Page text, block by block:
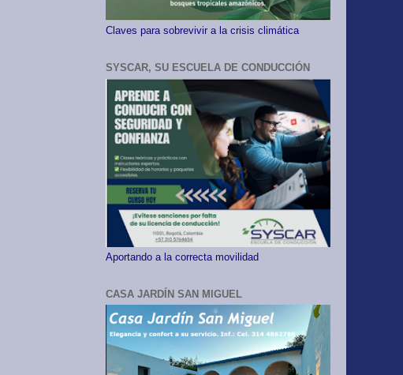
Claves para sobrevivir a la crisis climática
SYSCAR, SU ESCUELA DE CONDUCCIÓN
Aportando a la correcta movilidad
CASA JARDÍN SAN MIGUEL